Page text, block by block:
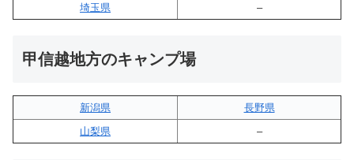
埼玉県
–
甲信越地方のキャンプ場
新潟県
長野県
山梨県
–